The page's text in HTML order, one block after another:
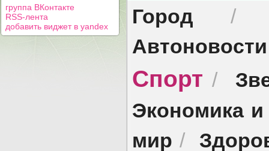
группа ВКонтакте
RSS-лента
добавить виджет в yandex
Город
Автоновости
Спорт /
Экономика
мир /